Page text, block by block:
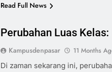
Read Full News
Perubahan Luas
Kampusdenpasar 11 Months
Di zaman sekarang ini,